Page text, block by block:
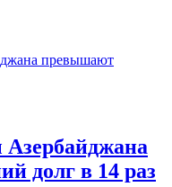
долг в 14 раз